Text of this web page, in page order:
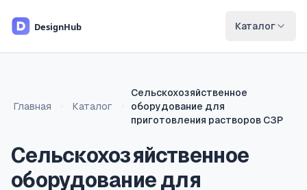
Каталог
Главная Каталог
Сельскохозяйственное
оборудование для
приготовления растворов СЗР
Сельскохозяйственное
оборудование для